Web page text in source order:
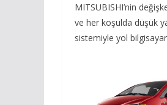
MITSUBISHI’nin
ve her koşulda düşük
sistemiyle yol